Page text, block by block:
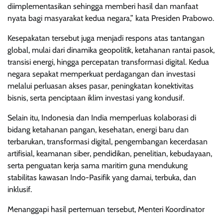
diimplementasikan sehingga memberi hasil dan manfaat
nyata bagi masyarakat kedua negara,” kata Presiden Prabowo.
Kesepakatan tersebut juga menjadi respons atas tantangan
global, mulai dari dinamika geopolitik, ketahanan rantai pasok,
transisi energi, hingga percepatan transformasi digital. Kedua
negara sepakat memperkuat perdagangan dan investasi
melalui perluasan akses pasar, peningkatan konektivitas
bisnis, serta penciptaan iklim investasi yang kondusif.
Selain itu, Indonesia dan India memperluas kolaborasi di
bidang ketahanan pangan, kesehatan, energi baru dan
terbarukan, transformasi digital, pengembangan kecerdasan
artifisial, keamanan siber, pendidikan, penelitian, kebudayaan,
serta penguatan kerja sama maritim guna mendukung
stabilitas kawasan Indo-Pasifik yang damai, terbuka, dan
inklusif.
Menanggapi hasil pertemuan tersebut, Menteri Koordinator